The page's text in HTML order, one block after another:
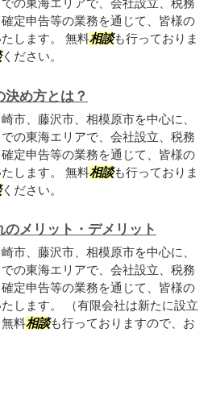
の東海エリアで、会社設立、税務
定申告等の業務を通じて、皆様の
します。 無料相談も行っておりま
ください。
め方とは？
市、藤沢市、相模原市を中心に、
の東海エリアで、会社設立、税務
定申告等の業務を通じて、皆様の
します。 無料相談も行っておりま
ください。
メリット・デメリット
市、藤沢市、相模原市を中心に、
の東海エリアで、会社設立、税務
定申告等の業務を通じて、皆様の
します。 （有限会社は新たに設立
料相談も行っておりますので、お